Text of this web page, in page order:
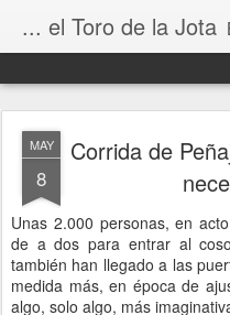
... el Toro de la Jota
MAY
8
Corrida de
Unas 2.000 personas, en
de a dos para entrar al
también han llegado a las
medida más, en época de
algo, solo algo, más